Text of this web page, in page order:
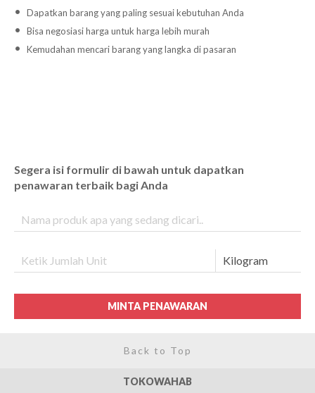
Dapatkan barang yang paling sesuai kebutuhan Anda
Bisa negosiasi harga untuk harga lebih murah
Kemudahan mencari barang yang langka di pasaran
Segera isi formulir di bawah untuk dapatkan
penawaran terbaik bagi Anda
MINTA PENAWARAN
Back to Top
TOKOWAHAB